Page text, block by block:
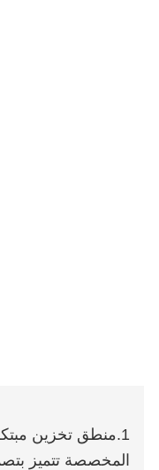
1.منطق تخزين
المخصصة تتميز